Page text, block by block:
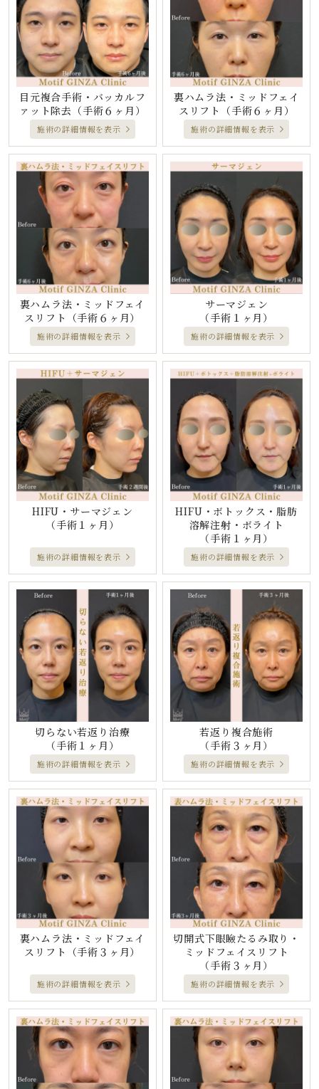
目元複合手術・バッカルフ
ァット除去 （手術６ヶ月）
施術の詳細情報を表示
裏ハムラ法・ミッドフェイ
スリフト
（手術６ヶ月）
施術の詳細情報を表示
裏ハムラ法・ミッドフェイ
スリフト
（手術６ヶ月）
施術の詳細情報を表示
サーマジェン
（手術１ヶ月）
施術の詳細情報を表示
HIFU・サーマジェン
（手術１ヶ月）
施術の詳細情報を表示
HIFU・ボトックス・脂肪
溶解注射・ボライト
（手術１ヶ月）
施術の詳細情報を表示
切らない若返り治療
（手術１ヶ月）
施術の詳細情報を表示
若返り複合施術
（手術３ヶ月）
施術の詳細情報を表示
裏ハムラ法・ミッドフェイ
スリフト
（手術３ヶ月）
施術の詳細情報を表示
切開式下眼瞼たるみ取り・
ミッドフェイスリフト
（手術３ヶ月）
施術の詳細情報を表示